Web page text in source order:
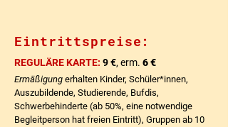
Eintrittspreise:
REGULÄRE KARTE: 9 €, erm. 6 €​
Ermäßigung erhalten Kinder, Schüler*innen,
Auszubildende, Studierende, Bufdis,
Schwerbehinderte (ab 50%, eine notwendige
Begleitperson hat freien Eintritt), Gruppen ab 10